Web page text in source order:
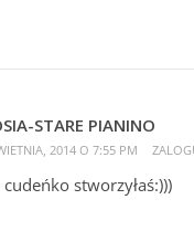
STARE PIANINO
2014 O 7:55 PM
cudeńko stworzyłaś:)))